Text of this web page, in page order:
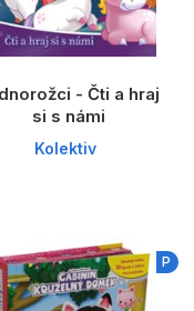
- Čti a hraj
si s námi
Kolektiv
P